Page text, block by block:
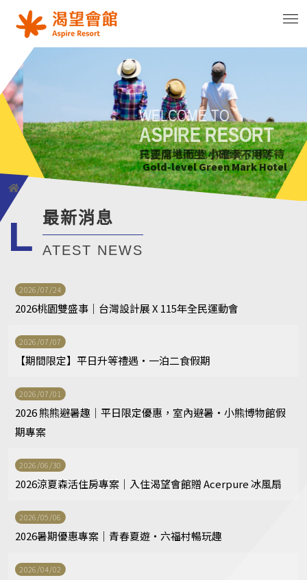
WELCOME TO
ASPIRE RESORT
花正開 樹輕曳 你聽見了嗎?
Gold-level Green Mark Hotel
WELCOME TO
ASPIRE RESORT
只要席地而坐 小確幸不用等待
Gold-level Green Mark Hotel
WELCOME TO
ASPIRE RESORT
綠意萌動迎朝曦
Gold-level Green Mark Hotel
WELCOME TO
ASPIRE RESORT
花正開 樹輕曳 你聽見了嗎?
Gold-level Green Mark Hotel
最新消息
L ATEST NEWS
2026/07/24
2026桃園雙盛事｜台灣設計展 X 115年全民運動會
2026/07/07
【期間限定】平日升等禮遇・一泊二食假期
2026/07/01
2026 熊熊避暑趣｜平日限定優惠，室內避暑・小熊博物館假
期專案
2026/06/30
2026涼夏森活住房專案｜入住渴望會館贈 Acerpure 冰風扇
2026/05/06
2026暑期優惠專案｜青春夏遊・六福村暢玩趣
2026/04/02